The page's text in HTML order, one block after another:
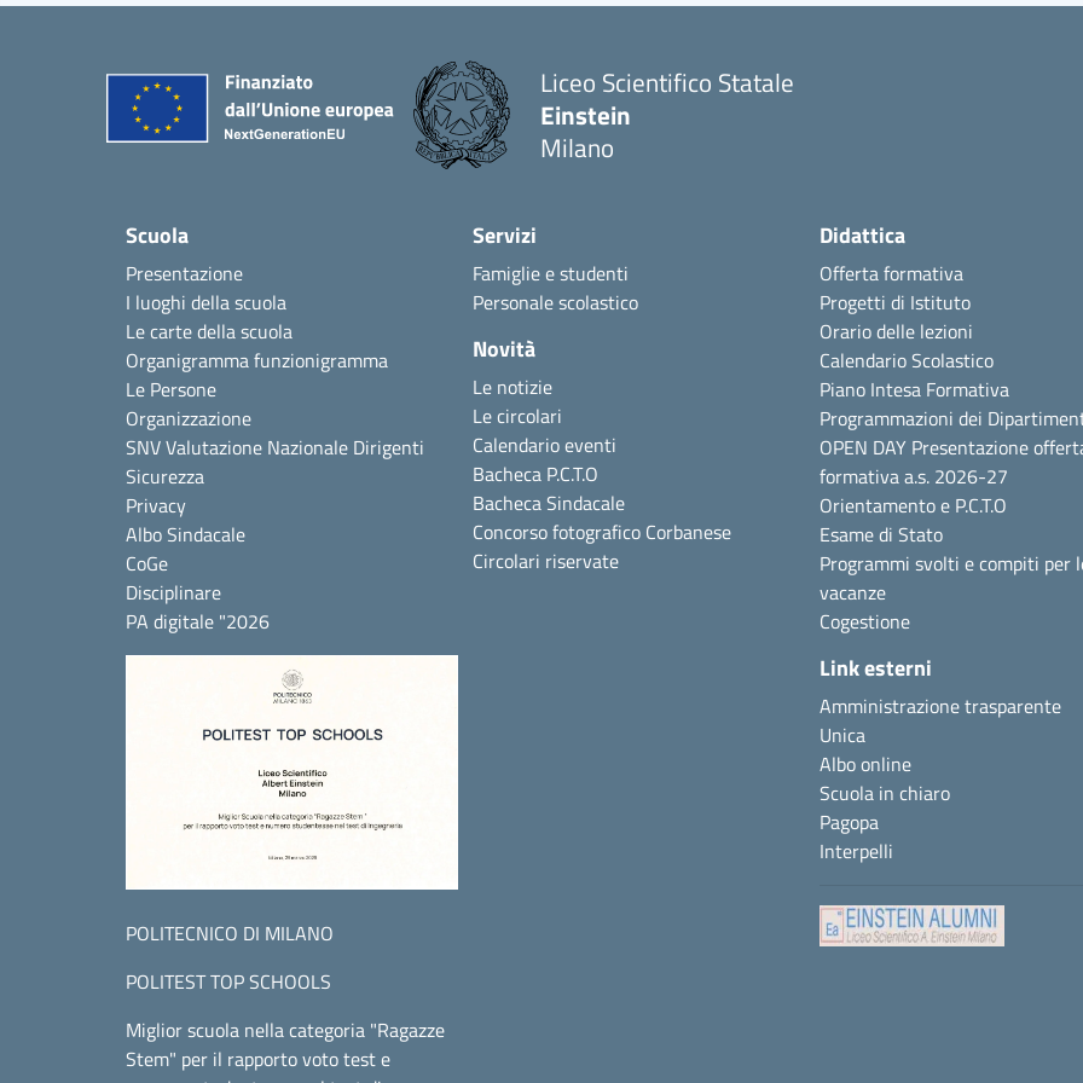
Liceo Scientifico Statale
Einstein
Milano
Scuola
Presentazione
I luoghi della scuola
Le carte della scuola
Organigramma funzionigramma
Le Persone
Organizzazione
SNV Valutazione Nazionale Dirigenti
Sicurezza
Privacy
Albo Sindacale
CoGe
Disciplinare
PA digitale "2026
POLITECNICO DI MILANO
POLITEST TOP SCHOOLS
Miglior scuola nella categoria "Ragazze
Stem" per il rapporto voto test e
Servizi
Famiglie e studenti
Personale scolastico
Novità
Le notizie
Le circolari
Calendario eventi
Bacheca P.C.T.O
Bacheca Sindacale
Concorso fotografico Corbanese
Circolari riservate
Didattica
Offerta formativa
Progetti di Istituto
Orario delle lezioni
Calendario Scolastico
Piano Intesa Formativa
Programmazioni dei
OPEN DAY Presentazione
formativa a.s. 2026-27
Orientamento e P.C.T.O
Esame di Stato
Programmi svolti e compiti per
vacanze
Cogestione
Link esterni
Amministrazione trasparente
Unica
Albo online
Scuola in chiaro
Pagopa
Interpelli